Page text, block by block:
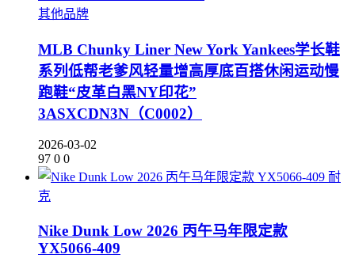
其他品牌
MLB Chunky Liner New York Yankees学长鞋
系列低帮老爹风轻量增高厚底百搭休闲运动慢
跑鞋“皮革白黑NY印花”
3ASXCDN3N（C0002）
2026-03-02
97 0 0
耐
克
Nike Dunk Low 2026 丙午马年限定款
YX5066-409